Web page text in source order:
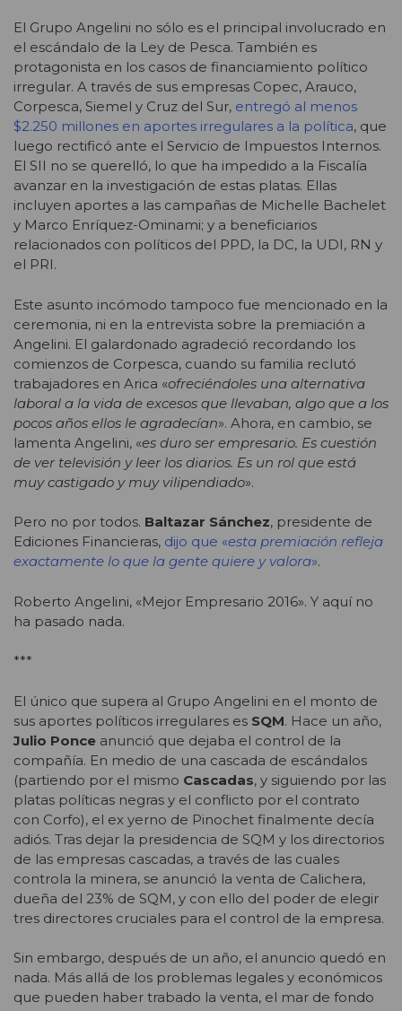
El Grupo Angelini no sólo es el principal involucrado en
el escándalo de la Ley de Pesca. También es
protagonista en los casos de financiamiento político
irregular. A través de sus empresas Copec, Arauco,
Corpesca, Siemel y Cruz del Sur, entregó al menos
$2.250 millones en aportes irregulares a la política, que
luego rectificó ante el Servicio de Impuestos Internos.
El SII no se querelló, lo que ha impedido a la Fiscalía
avanzar en la investigación de estas platas. Ellas
incluyen aportes a las campañas de Michelle Bachelet
y Marco Enríquez-Ominami; y a beneficiarios
relacionados con políticos del PPD, la DC, la UDI, RN y
el PRI.
Este asunto incómodo tampoco fue mencionado en la
ceremonia, ni en la entrevista sobre la premiación a
Angelini. El galardonado agradeció recordando los
comienzos de Corpesca, cuando su familia reclutó
trabajadores en Arica «ofreciéndoles una alternativa
laboral a la vida de excesos que llevaban, algo que a los
pocos años ellos le agradecían». Ahora, en cambio, se
lamenta Angelini, «es duro ser empresario. Es cuestión
de ver televisión y leer los diarios. Es un rol que está
muy castigado y muy vilipendiado».
Pero no por todos. Baltazar Sánchez, presidente de
Ediciones Financieras, dijo que «esta premiación refleja
exactamente lo que la gente quiere y valora».
Roberto Angelini, «Mejor Empresario 2016». Y aquí no
ha pasado nada.
***
El único que supera al Grupo Angelini en el monto de
sus aportes políticos irregulares es SQM. Hace un año,
Julio Ponce anunció que dejaba el control de la
compañía. En medio de una cascada de escándalos
(partiendo por el mismo Cascadas, y siguiendo por las
platas políticas negras y el conflicto por el contrato
con Corfo), el ex yerno de Pinochet finalmente decía
adiós. Tras dejar la presidencia de SQM y los directorios
de las empresas cascadas, a través de las cuales
controla la minera, se anunció la venta de Calichera,
dueña del 23% de SQM, y con ello del poder de elegir
tres directores cruciales para el control de la empresa.
Sin embargo, después de un año, el anuncio quedó en
nada. Más allá de los problemas legales y económicos
que pueden haber trabado la venta, el mar de fondo